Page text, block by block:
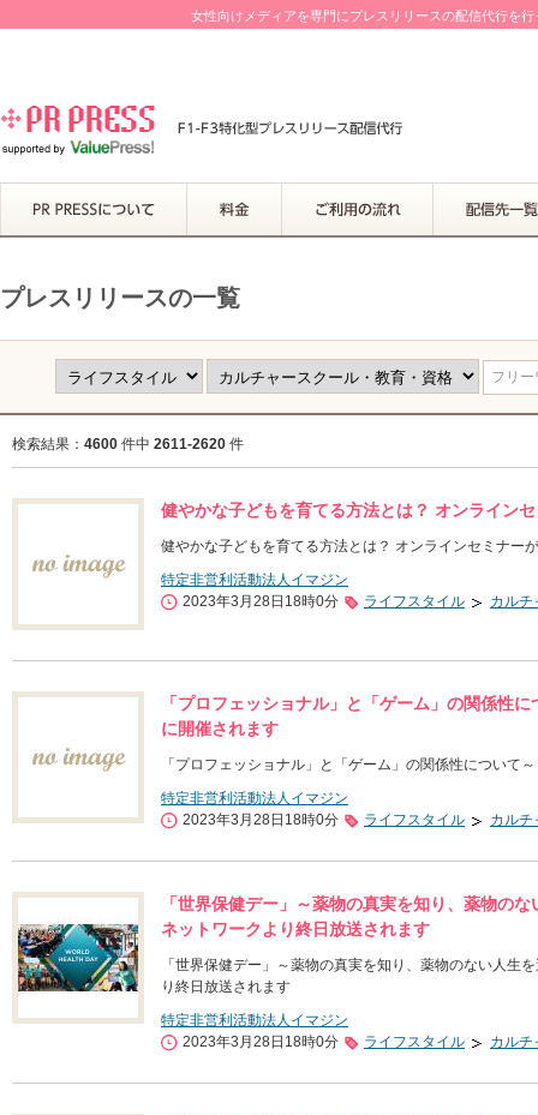
女性向けメディアを専門にプレスリリースの配信代行を
プレスリリースの一覧
フリ
検索結果： 4600 件中 2611-2620 件
健やかな子どもを育てる方法とは？ オンライン
健やかな子どもを育てる方法とは？ オンラインセミナー
特定非営利活動法人イマジン
2023年3月28日18時0分
ライフスタイル カルチ
「プロフェッショナル」と「ゲーム」の関係性
に開催されます
「プロフェッショナル」と「ゲーム」の関係性について
特定非営利活動法人イマジン
2023年3月28日18時0分
ライフスタイル カルチ
「世界保健デー」～薬物の真実を知り、薬物の
ネットワークより終日放送されます
「世界保健デー」～薬物の真実を知り、薬物のない人生
り終日放送されます
特定非営利活動法人イマジン
2023年3月28日18時0分
ライフスタイル カルチ